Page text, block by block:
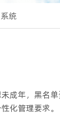
统
成年，黑名单
化管理要求。